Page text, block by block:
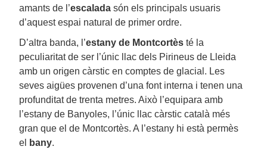
amants de l’escalada són els principals usuaris
d’aquest espai natural de primer ordre.
D’altra banda, l’estany de Montcortès té la
peculiaritat de ser l’únic llac dels Pirineus de Lleida
amb un origen càrstic en comptes de glacial. Les
seves aigües provenen d’una font interna i tenen una
profunditat de trenta metres. Això l’equipara amb
l’estany de Banyoles, l’únic llac càrstic català més
gran que el de Montcortès. A l’estany hi està permès
el
bany.